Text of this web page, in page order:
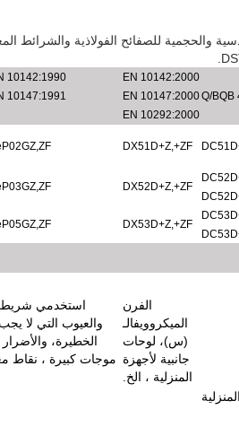
Q/BQB
EN 10142:2000
10142:1990
EN 10147:2000
10147:1991
EN 10292:2000
DX51D+Z +ZF
ZF
DX52D+Z +ZF
ZF
DX53D+Z +ZF
ZF
الفرن
الميكروويفالـ
(س)، لوحات
جانبية لأجهزة
المنزلية ، الخ.
استخدمي شريط
والعيوب التي لا
الخطيرة،
موجات كبيرة ، نقاط